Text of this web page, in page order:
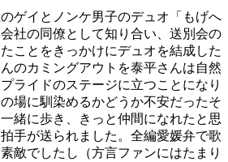
ゲイとノンケ男子のデュオ「もげへ
社の同僚として知り合い、送別会の
ことをきっかけにデュオを結成した
のカミングアウトを泰平さんは自然
ライドのステージに立つことになり
場に馴染めるかどうか不安だったそ
緒に歩き、きっと仲間になれたと思
手が送られました。全編愛媛弁で歌
敵でしたし（方言ファンにはたまり